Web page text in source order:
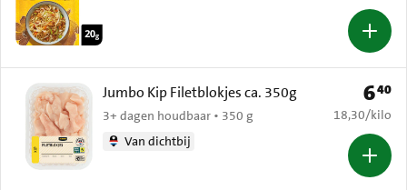
Jumbo Kip Filetblokjes ca. 350g
3+ dagen houdbaar • 350 g
Van dichtbij
Prijs:
640
€ 18,30 per
18,30/kilo